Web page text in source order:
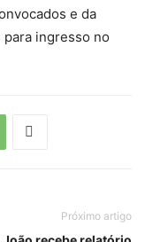
e da
ingresso no
Próximo artigo